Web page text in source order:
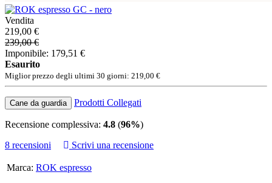
Vendita
219,00 €
239,00 €
Imponibile: 179,51 €
Esaurito
Miglior prezzo degli ultimi 30 giorni: 219,00 €
Cane da guardia Prodotti Collegati
Recensione complessiva: 4.8 (96%)
8 recensioni
Scrivi una recensione
Marca: ROK espresso